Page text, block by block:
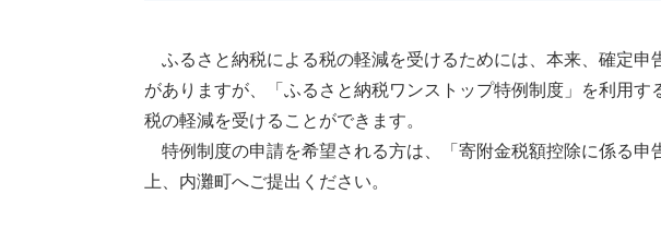
ふるさと納税による税の軽減を受けるためには、本来、確定申
がありますが、「ふるさと納税ワンストップ特例制度」を利用す
税の軽減を受けることができます。
特例制度の申請を希望される方は、「寄附金税額控除に係る申
上、内灘町へご提出ください。